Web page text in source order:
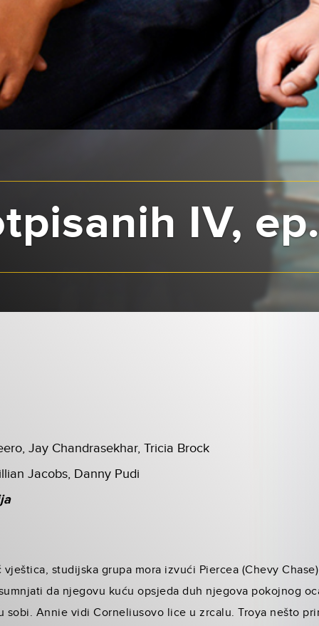
IV,
Jay Chandrasekhar, Tricia Brock
Jacobs, Danny Pudi
vještica, studijska grupa mora izvući Piercea (Chevy
da njegovu kuću opsjeda duh njegova pokojnog
sobi. Annie vidi Corneliusovo lice u zrcalu. Troya nešto